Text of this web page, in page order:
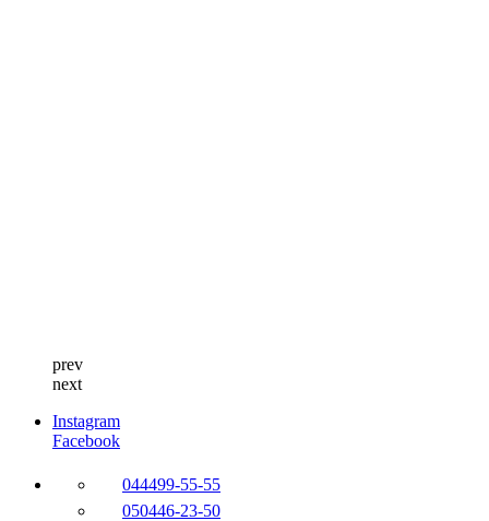
prev
next
Instagram
Facebook
044499-55-55
050446-23-50